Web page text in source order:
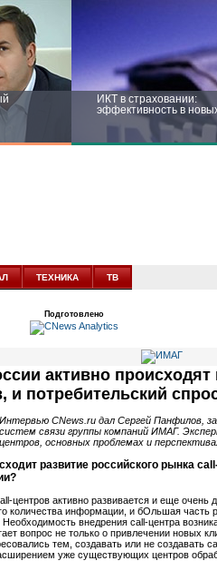
ИКТ в страховании:
эффективность в
новых условиях
ТЕХНИКА ТВ
Подготовлено
активно
и потребительский
Интервью CNews.ru дал Сергей Панфилов,
систем связи группы компаний ИМАГ.
основных проблемах и
развитие российского рынка
центров активно развивается и еще
количества информации, и бОльшая часть
внедрения call-центра
вопрос не только о привлечении новых
тем, создавать или не
уже существующих центров